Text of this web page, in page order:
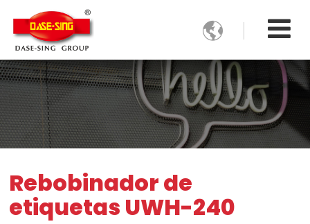

Rebobinador de
etiquetas UWH-240